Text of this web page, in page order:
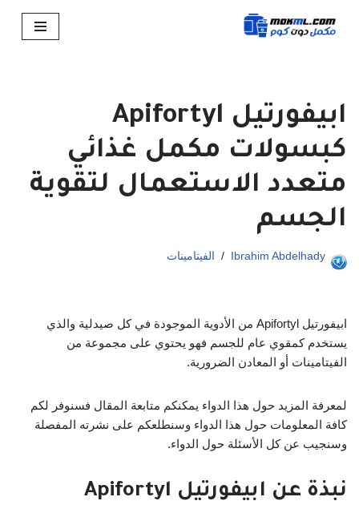
ابيفورتيل Apifortyl
كبسولات مكمل غذائي
متعدد الاستعمال لتقوية
الجسم
Ibrahim Abdelhady الفيتامينات
ابيفورتيل Apifortyl من الأدوية الموجودة في كل صيدلية والذي
يستخدم كمقوي عام للجسم فهو يحتوي على مجموعة من
الفيتامينات أو المعادن الضرورية.
لمعرفة المزيد حول هذا الدواء يمكنكم متابعة المقال فسنوفر لكم
كافة المعلومات حول هذا الدواء وسنطلعكم على نشرته المفصلة
وسنجيب عن كل الأسئلة حول الدواء.
نبذة عن ابيفورتيل Apifortyl